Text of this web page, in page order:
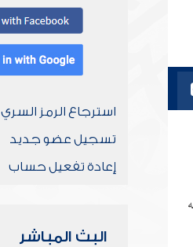
استرجاع الرمز السري
تسجيل عضو جديد
إعادة تفعيل حساب
البث المباشر